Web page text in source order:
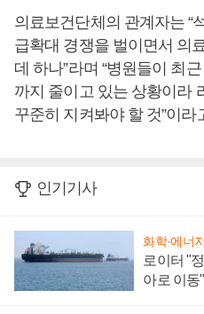
의료보건단체의 관계자는 “
급확대 경쟁을 벌이면서 의
데 하나”라며 “병원들이 최
까지 줄이고 있는 상황이라
꾸준히 지켜봐야 할 것”이라
인기기사
화학·에너지
로이터 "
아로 이동